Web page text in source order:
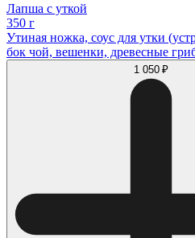
Лапша с уткой
350 г
Утиная ножка, соус для утки
бок чой, вешенки, древесные
1 050 ₽